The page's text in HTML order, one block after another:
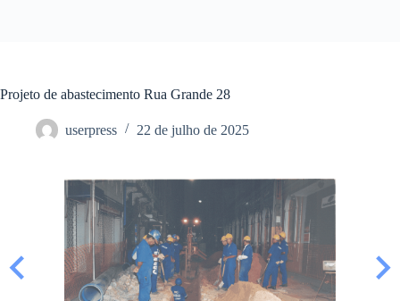
Projeto de abastecimento Rua Grande 28
userpress 22 de julho de 2025